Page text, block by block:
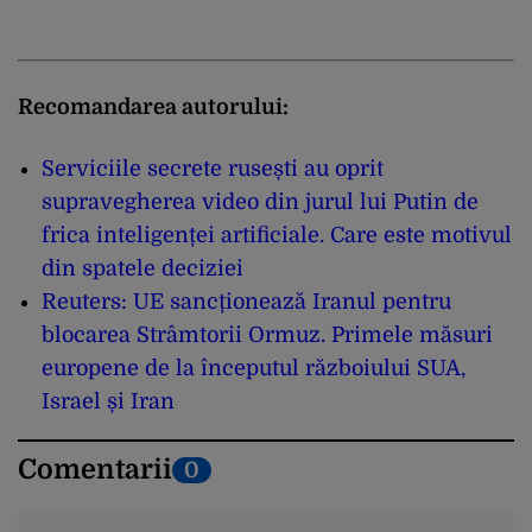
Recomandarea autorului:
Serviciile secrete rusești au oprit
supravegherea video din jurul lui Putin de
frica inteligenței artificiale. Care este motivul
din spatele deciziei
Reuters: UE sancționează Iranul pentru
blocarea Strâmtorii Ormuz. Primele măsuri
europene de la începutul războiului SUA,
Israel și Iran
Comentarii 0